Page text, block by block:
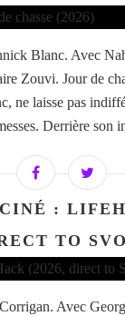
Blanc. Avec
Zouvi. Jour de
ne laisse pas
Derrière son
:
TO
Avec